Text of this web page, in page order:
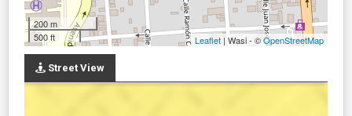
200 m
500 ft
Leaflet | Wasi - ©OpenStreetMap
Street View